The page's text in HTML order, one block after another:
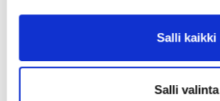
Salli kaikki
Salli valinta